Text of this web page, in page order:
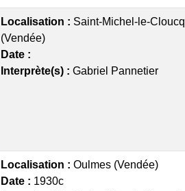
Localisation : Saint-Michel-le-Cloucq
(Vendée)
Date :
Interprète(s) : Gabriel Pannetier
Localisation : Oulmes (Vendée)
Date : 1930c